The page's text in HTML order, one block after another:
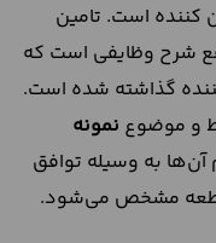
کننده است. تامین
شرح وظایفی است که
گذاشته شده است.
و موضوع نمونه
به وسیله توافق
قطعه مشخص می‌شود.